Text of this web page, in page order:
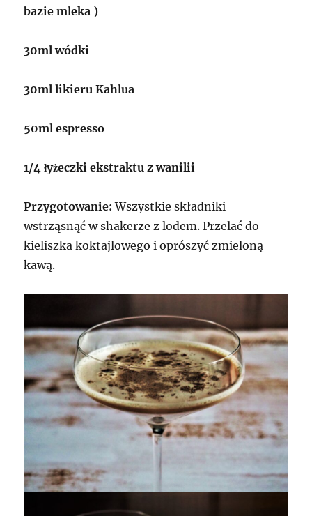
bazie mleka )
30ml wódki
30ml likieru Kahlua
50ml espresso
1/4 łyżeczki ekstraktu z wanilii
Przygotowanie:Wszystkie składniki
wstrząsnąć w shakerze z lodem. Przelać do
kieliszka koktajlowego i oprószyć zmieloną
kawą.